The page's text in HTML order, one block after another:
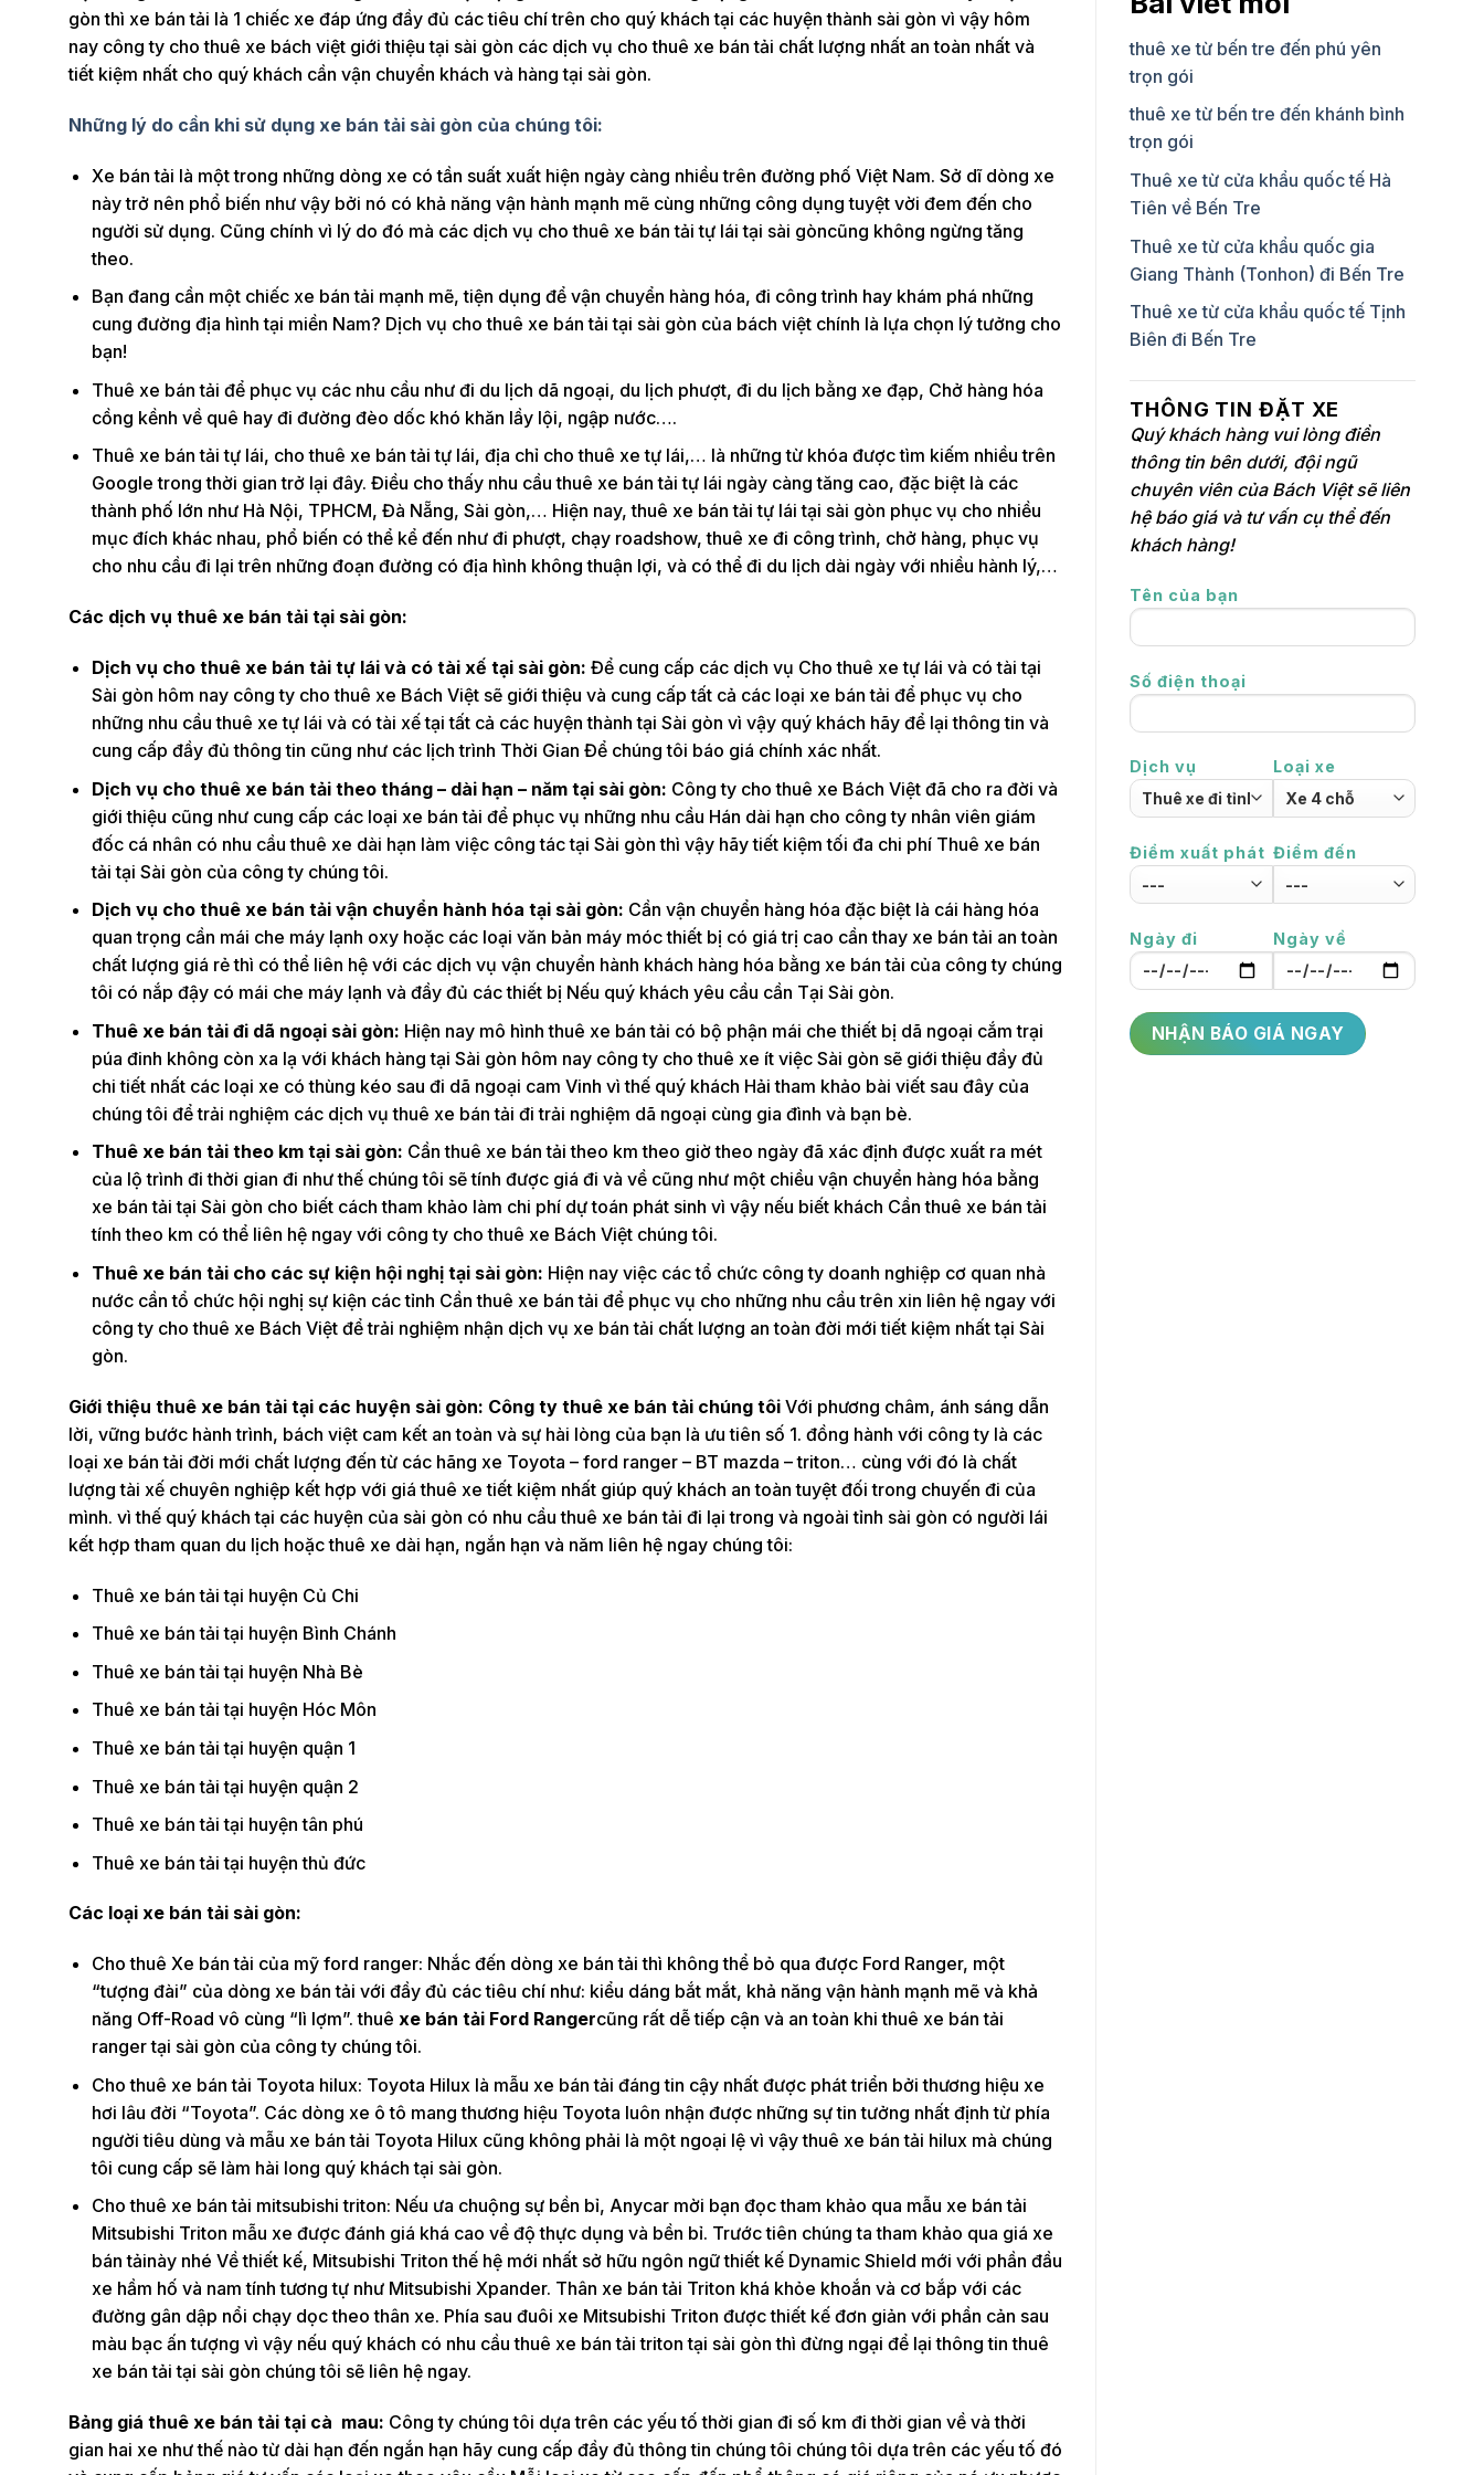
gòn thì xe bán tải là 1 chiếc xe đáp ứng đầy đủ các tiêu chí trên cho quý khách tại các huyện thành sài gòn vì vậy hôm
nay công ty cho thuê xe bách việt giới thiệu tại sài gòn các dịch vụ cho thuê xe bán tải chất lượng nhất an toàn nhất và
tiết kiệm nhất cho quý khách cần vận chuyển khách và hàng tại sài gòn.
Những lý do cần khi sử dụng xe bán tải sài gòn của chúng tôi:
Xe bán tải là một trong những dòng xe có tần suất xuất hiện ngày càng nhiều trên đường phố Việt Nam. Sở dĩ dòng xe
này trở nên phổ biến như vậy bởi nó có khả năng vận hành mạnh mẽ cùng những công dụng tuyệt vời đem đến cho
người sử dụng. Cũng chính vì lý do đó mà các dịch vụ cho thuê xe bán tải tự lái tại sài gòncũng không ngừng tăng
theo.
Bạn đang cần một chiếc xe bán tải mạnh mẽ, tiện dụng để vận chuyển hàng hóa, đi công trình hay khám phá những
cung đường địa hình tại miền Nam? Dịch vụ cho thuê xe bán tải tại sài gòn của bách việt chính là lựa chọn lý tưởng cho
bạn!
Thuê xe bán tải để phục vụ các nhu cầu như đi du lịch dã ngoại, du lịch phượt, đi du lịch bằng xe đạp, Chở hàng hóa
cồng kềnh về quê hay đi đường đèo dốc khó khăn lầy lội, ngập nước….
Thuê xe bán tải tự lái, cho thuê xe bán tải tự lái, địa chỉ cho thuê xe tự lái,… là những từ khóa được tìm kiếm nhiều trên
Google trong thời gian trở lại đây. Điều cho thấy nhu cầu thuê xe bán tải tự lái ngày càng tăng cao, đặc biệt là các
thành phố lớn như Hà Nội, TPHCM, Đà Nẵng, Sài gòn,… Hiện nay, thuê xe bán tải tự lái tại sài gòn phục vụ cho nhiều
mục đích khác nhau, phổ biến có thể kể đến như đi phượt, chạy roadshow, thuê xe đi công trình, chở hàng, phục vụ
cho nhu cầu đi lại trên những đoạn đường có địa hình không thuận lợi, và có thể đi du lịch dài ngày với nhiều hành lý,…
Các dịch vụ thuê xe bán tải tại sài gòn:
Dịch vụ cho thuê xe bán tải tự lái và có tài xế tại sài gòn: Để cung cấp các dịch vụ Cho thuê xe tự lái và có tài tại
Sài gòn hôm nay công ty cho thuê xe Bách Việt sẽ giới thiệu và cung cấp tất cả các loại xe bán tải để phục vụ cho
những nhu cầu thuê xe tự lái và có tài xế tại tất cả các huyện thành tại Sài gòn vì vậy quý khách hãy để lại thông tin và
cung cấp đầy đủ thông tin cũng như các lịch trình Thời Gian Để chúng tôi báo giá chính xác nhất.
Dịch vụ cho thuê xe bán tải theo tháng – dài hạn – năm tại sài gòn: Công ty cho thuê xe Bách Việt đã cho ra đời và
giới thiệu cũng như cung cấp các loại xe bán tải để phục vụ những nhu cầu Hán dài hạn cho công ty nhân viên giám
đốc cá nhân có nhu cầu thuê xe dài hạn làm việc công tác tại Sài gòn thì vậy hãy tiết kiệm tối đa chi phí Thuê xe bán
tải tại Sài gòn của công ty chúng tôi.
Dịch vụ cho thuê xe bán tải vận chuyển hành hóa tại sài gòn: Cần vận chuyển hàng hóa đặc biệt là cái hàng hóa
quan trọng cần mái che máy lạnh oxy hoặc các loại văn bản máy móc thiết bị có giá trị cao cần thay xe bán tải an toàn
chất lượng giá rẻ thì có thể liên hệ với các dịch vụ vận chuyển hành khách hàng hóa bằng xe bán tải của công ty chúng
tôi có nắp đậy có mái che máy lạnh và đầy đủ các thiết bị Nếu quý khách yêu cầu cần Tại Sài gòn.
Thuê xe bán tải đi dã ngoại sài gòn: Hiện nay mô hình thuê xe bán tải có bộ phận mái che thiết bị dã ngoại cắm trại
púa đinh không còn xa lạ với khách hàng tại Sài gòn hôm nay công ty cho thuê xe ít việc Sài gòn sẽ giới thiệu đầy đủ
chi tiết nhất các loại xe có thùng kéo sau đi dã ngoại cam Vinh vì thế quý khách Hải tham khảo bài viết sau đây của
chúng tôi để trải nghiệm các dịch vụ thuê xe bán tải đi trải nghiệm dã ngoại cùng gia đình và bạn bè.
Thuê xe bán tải theo km tại sài gòn: Cần thuê xe bán tải theo km theo giờ theo ngày đã xác định được xuất ra mét
của lộ trình đi thời gian đi như thế chúng tôi sẽ tính được giá đi và về cũng như một chiều vận chuyển hàng hóa bằng
xe bán tải tại Sài gòn cho biết cách tham khảo làm chi phí dự toán phát sinh vì vậy nếu biết khách Cần thuê xe bán tải
tính theo km có thể liên hệ ngay với công ty cho thuê xe Bách Việt chúng tôi.
Thuê xe bán tải cho các sự kiện hội nghị tại sài gòn: Hiện nay việc các tổ chức công ty doanh nghiệp cơ quan nhà
nước cần tổ chức hội nghị sự kiện các tỉnh Cần thuê xe bán tải để phục vụ cho những nhu cầu trên xin liên hệ ngay với
công ty cho thuê xe Bách Việt để trải nghiệm nhận dịch vụ xe bán tải chất lượng an toàn đời mới tiết kiệm nhất tại Sài
gòn.
Giới thiệu thuê xe bán tải tại các huyện sài gòn: Công ty thuê xe bán tải chúng tôi Với phương châm, ánh sáng dẫn
lời, vững bước hành trình, bách việt cam kết an toàn và sự hài lòng của bạn là ưu tiên số 1. đồng hành với công ty là các
loại xe bán tải đời mới chất lượng đến từ các hãng xe Toyota – ford ranger – BT mazda – triton… cùng với đó là chất
lượng tài xế chuyên nghiệp kết hợp với giá thuê xe tiết kiệm nhất giúp quý khách an toàn tuyệt đối trong chuyến đi của
mình. vì thế quý khách tại các huyện của sài gòn có nhu cầu thuê xe bán tải đi lại trong và ngoài tỉnh sài gòn có người lái
kết hợp tham quan du lịch hoặc thuê xe dài hạn, ngắn hạn và năm liên hệ ngay chúng tôi:
Thuê xe bán tải tại huyện Củ Chi
Thuê xe bán tải tại huyện Bình Chánh
Thuê xe bán tải tại huyện Nhà Bè
Thuê xe bán tải tại huyện Hóc Môn
Thuê xe bán tải tại huyện quận 1
Thuê xe bán tải tại huyện quận 2
Thuê xe bán tải tại huyện tân phú
Thuê xe bán tải tại huyện thủ đức
Các loại xe bán tải sài gòn:
Cho thuê Xe bán tải của mỹ ford ranger: Nhắc đến dòng xe bán tải thì không thể bỏ qua được Ford Ranger, một
“tượng đài” của dòng xe bán tải với đầy đủ các tiêu chí như: kiểu dáng bắt mắt, khả năng vận hành mạnh mẽ và khả
năng Off-Road vô cùng “lì lợm”. thuê xe bán tải Ford Rangercũng rất dễ tiếp cận và an toàn khi thuê xe bán tải
ranger tại sài gòn của công ty chúng tôi.
Cho thuê xe bán tải Toyota hilux: Toyota Hilux là mẫu xe bán tải đáng tin cậy nhất được phát triển bởi thương hiệu xe
hơi lâu đời “Toyota”. Các dòng xe ô tô mang thương hiệu Toyota luôn nhận được những sự tin tưởng nhất định từ phía
người tiêu dùng và mẫu xe bán tải Toyota Hilux cũng không phải là một ngoại lệ vì vậy thuê xe bán tải hilux mà chúng
tôi cung cấp sẽ làm hài long quý khách tại sài gòn.
Cho thuê xe bán tải mitsubishi triton: Nếu ưa chuộng sự bền bỉ, Anycar mời bạn đọc tham khảo qua mẫu xe bán tải
Mitsubishi Triton mẫu xe được đánh giá khá cao về độ thực dụng và bền bỉ. Trước tiên chúng ta tham khảo qua giá xe
bán tảinày nhé Về thiết kế, Mitsubishi Triton thế hệ mới nhất sở hữu ngôn ngữ thiết kế Dynamic Shield mới với phần đầu
xe hầm hố và nam tính tương tự như Mitsubishi Xpander. Thân xe bán tải Triton khá khỏe khoắn và cơ bắp với các
đường gân dập nổi chạy dọc theo thân xe. Phía sau đuôi xe Mitsubishi Triton được thiết kế đơn giản với phần cản sau
màu bạc ấn tượng vì vậy nếu quý khách có nhu cầu thuê xe bán tải triton tại sài gòn thì đừng ngại để lại thông tin thuê
xe bán tải tại sài gòn chúng tôi sẽ liên hệ ngay.
Bảng giá thuê xe bán tải tại cà mau: Công ty chúng tôi dựa trên các yếu tố thời gian đi số km đi thời gian về và thời
gian hai xe như thế nào từ dài hạn đến ngắn hạn hãy cung cấp đầy đủ thông tin chúng tôi chúng tôi dựa trên các yếu tố đó
thuê xe từ bến tre đến phú yên
trọn gói
thuê xe từ bến tre đến khánh bình
trọn gói
Thuê xe từ cửa khẩu quốc tế Hà
Tiên về Bến Tre
Thuê xe từ cửa khẩu quốc gia
Giang Thành (Tonhon) đi Bến Tre
Thuê xe từ cửa khẩu quốc tế Tịnh
Biên đi Bến Tre
THÔNG TIN ĐẶT XE
Quý khách hàng vui lòng điền
thông tin bên dưới, đội ngũ
chuyên viên của Bách Việt sẽ liên
hệ báo giá và tư vấn cụ thể đến
khách hàng!
Tên của bạn
Số điện thoại
Dịch vụ Loại xe
Điểm xuất phát Điểm đến
Ngày đi Ngày về